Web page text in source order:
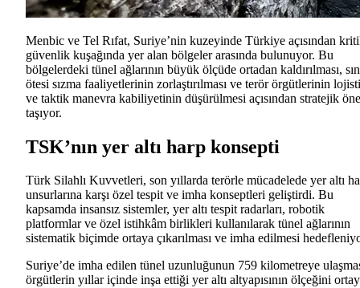
Menbic ve Tel Rıfat, Suriye’nin kuzeyinde Türkiye açısından
güvenlik kuşağında yer alan bölgeler arasında bulunuyor. Bu
bölgelerdeki tünel ağlarının büyük ölçüde ortadan kaldırılması,
ötesi sızma faaliyetlerinin zorlaştırılması ve terör örgütlerinin
ve taktik manevra kabiliyetinin düşürülmesi açısından stratejik
taşıyor.
TSK’nın yer altı harp konsepti
Türk Silahlı Kuvvetleri, son yıllarda terörle mücadelede yer altı
unsurlarına karşı özel tespit ve imha konseptleri geliştirdi. Bu
kapsamda insansız sistemler, yer altı tespit radarları, robotik
platformlar ve özel istihkâm birlikleri kullanılarak tünel ağlarının
sistematik biçimde ortaya çıkarılması ve imha edilmesi
Suriye’de imha edilen tünel uzunluğunun 759 kilometreye
örgütlerin yıllar içinde inşa ettiği yer altı altyapısının ölçeğini